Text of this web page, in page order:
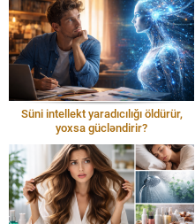
Süni intellekt yaradıcılığı öldürür,
yoxsa gücləndirir?